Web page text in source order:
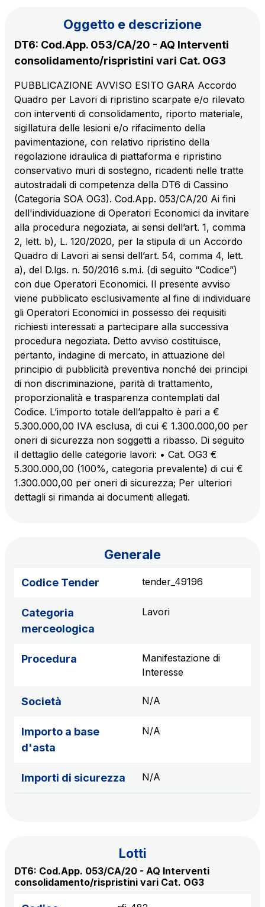
Movyon
L'operatore tecnologico per l'integrazione di
soluzioni di Intelligent Transport Systems
Tecne
La società di ingegneria del gruppo Autostrade per
l’Italia
Amplia
Società leader in Italia nella realizzazione di
infrastrutture complesse
Elgea
Produzione e vendita di energia da fonti rinnovabili
AdMoving
spazi, servizi pubblicitari, gestione eventi nelle aree
di servizio
YouVerse
servizi amministrativi, generali, gestione immobili
Giovia
attività di pulizia su piazzali esterni, superfici a verde
e servizi igienici
Società Italiana per il Traforo del Monte Bianco
Raccordo Autostradale Valle d’Aosta S.p.A.
Km rete: 32
Società Autostrada Tirrenica p.A.
Scadenza concessione: 2028
Km rete: 20
Scopri la nostra App
Inquadra il QR Code con la fotocamera del tuo
cellulare per scaricare l’App
Vai alla pagina
Oggetto e descrizione
DT6: Cod.App. 053/CA/20 - AQ Interventi
consolidamento/rispristini vari Cat. OG3
PUBBLICAZIONE AVVISO ESITO GARA Accordo
Quadro per Lavori di ripristino scarpate e/o rilevato
con interventi di consolidamento, riporto materiale,
sigillatura delle lesioni e/o rifacimento della
pavimentazione, con relativo ripristino della
regolazione idraulica di piattaforma e ripristino
conservativo muri di sostegno, ricadenti nelle tratte
autostradali di competenza della DT6 di Cassino
(Categoria SOA OG3). Cod.App. 053/CA/20 Ai fini
dell'individuazione di Operatori Economici da invitare
alla procedura negoziata, ai sensi dell’art. 1, comma
2, lett. b), L. 120/2020, per la stipula di un Accordo
Quadro di Lavori ai sensi dell’art. 54, comma 4, lett.
a), del D.lgs. n. 50/2016 s.m.i. (di seguito “Codice”)
con due Operatori Economici. Il presente avviso
viene pubblicato esclusivamente al fine di individuare
gli Operatori Economici in possesso dei requisiti
richiesti interessati a partecipare alla successiva
procedura negoziata. Detto avviso costituisce,
pertanto, indagine di mercato, in attuazione del
principio di pubblicità preventiva nonché dei principi
di non discriminazione, parità di trattamento,
proporzionalità e trasparenza contemplati dal
Codice. L’importo totale dell’appalto è pari a €
5.300.000,00 IVA esclusa, di cui € 1.300.000,00 per
oneri di sicurezza non soggetti a ribasso. Di seguito
il dettaglio delle categorie lavori: • Cat. OG3 €
5.300.000,00 (100%, categoria prevalente) di cui €
1.300.000,00 per oneri di sicurezza; Per ulteriori
dettagli si rimanda ai documenti allegati.
Generale
Codice Tender tender_49196
Categoria
merceologica
Lavori
Procedura
Manifestazione di
Interesse
Società N/A
Importo a base
d'asta
N/A
Importi di sicurezza N/A
Lotti
DT6: Cod.App. 053/CA/20 - AQ Interventi
consolidamento/rispristini vari Cat. OG3